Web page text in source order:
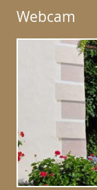
Webcam